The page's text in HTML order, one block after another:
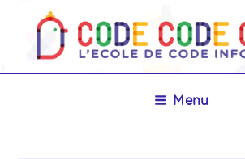
L’ÉCOLE DE CODE
Menu